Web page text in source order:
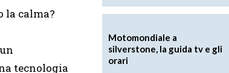
la calma?
tecnologia
Motomondiale a
silverstone, la guida tv e gli
orari